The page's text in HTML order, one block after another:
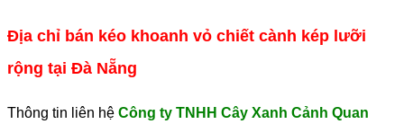
Địa chỉ bán kéo khoanh vỏ chiết cành kép lưỡi
rộng tại Đà Nẵng
Thông tin liên hệ Công ty TNHH Cây Xanh Cảnh Quan